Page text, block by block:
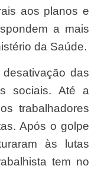
aos planos e
a mais
da Saúde.
sociais. Até a
trabalhadores
Após o golpe
às lutas
tem no